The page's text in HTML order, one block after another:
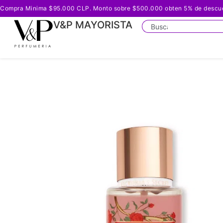
Compra Minima $95.000 CLP. Monto sobre $500.000 obten 5% de
V&P MAYORISTA